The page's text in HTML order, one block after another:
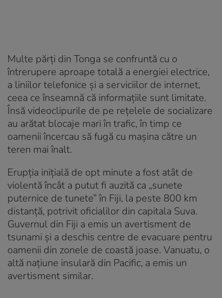
Multe părți din Tonga se confruntă cu o
întrerupere aproape totală a energiei electrice,
a liniilor telefonice și a serviciilor de internet,
ceea ce înseamnă că informațiile sunt limitate.
Însă videoclipurile de pe rețelele de socializare
au arătat blocaje mari în trafic, în timp ce
oamenii încercau să fugă cu mașina către un
teren mai înalt.
Erupția inițială de opt minute a fost atât de
violentă încât a putut fi auzită ca „sunete
puternice de tunete” în Fiji, la peste 800 km
distanță, potrivit oficialilor din capitala Suva.
Guvernul din Fiji a emis un avertisment de
tsunami și a deschis centre de evacuare pentru
oamenii din zonele de coastă joase. Vanuatu, o
altă națiune insulară din Pacific, a emis un
avertisment similar.